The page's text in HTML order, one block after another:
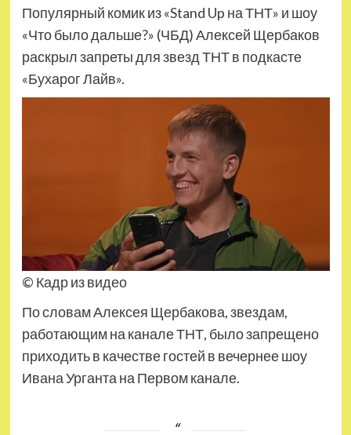
Популярный комик из «Stand Up на ТНТ» и шоу
«Что было дальше?» (ЧБД) Алексей Щербаков
раскрыл запреты для звезд ТНТ в подкасте
«Бухарог Лайв».
© Кадр из видео
По словам Алексея Щербакова, звездам,
работающим на канале ТНТ, было запрещено
приходить в качестве гостей в вечернее шоу
Ивана Урганта на Первом канале.